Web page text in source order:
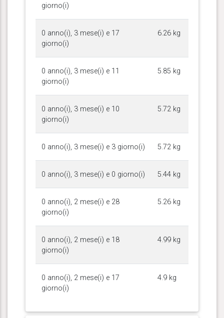
giorno(i)
0 anno(i), 3 mese(i) e 17
giorno(i)
6.26 kg
0 anno(i), 3 mese(i) e 11
giorno(i)
5.85 kg
0 anno(i), 3 mese(i) e 10
giorno(i)
5.72 kg
0 anno(i), 3 mese(i) e 3 giorno(i) 5.72 kg
0 anno(i), 3 mese(i) e 0 giorno(i) 5.44 kg
0 anno(i), 2 mese(i) e 28
giorno(i)
5.26 kg
0 anno(i), 2 mese(i) e 18
giorno(i)
4.99 kg
0 anno(i), 2 mese(i) e 17
giorno(i)
4.9 kg